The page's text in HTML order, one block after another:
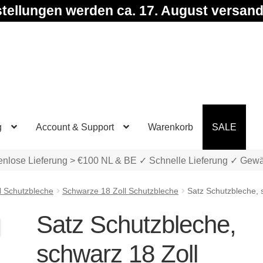
werden ca. 17. August
Account & Support Warenkorb SALE
Lieferung > €100 NL & BE ✓ Schnelle Lieferung ✓
Schutzbleche Schwarze 18 Zoll Schutzbleche Satz Schutzbleche,
Satz Schutzbleche,
schwarz 18 Zoll